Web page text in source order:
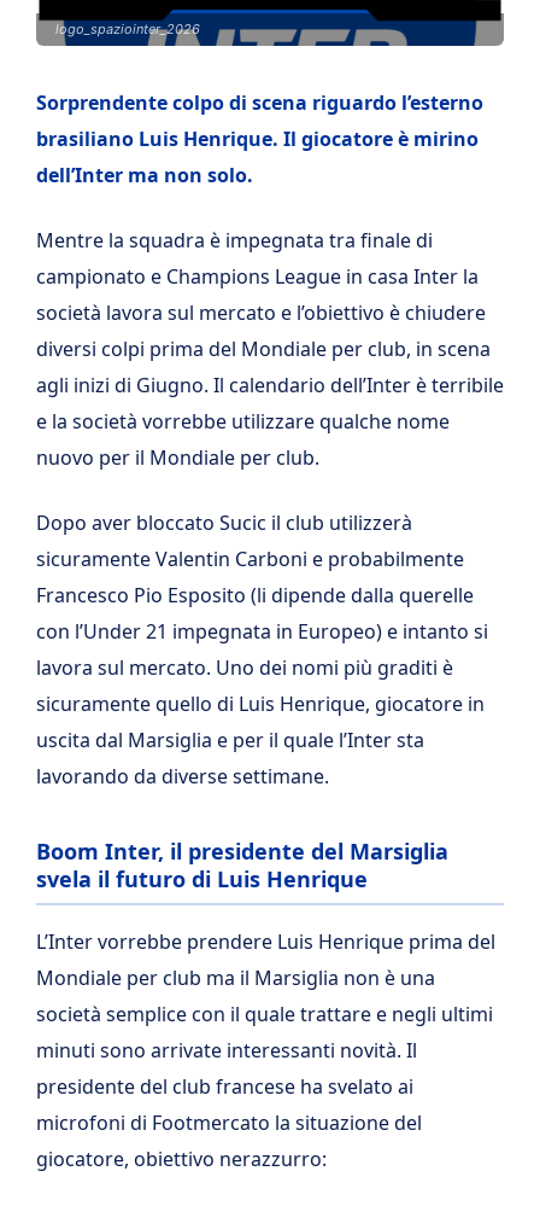
logo_spaziointer_2026
Sorprendente colpo di scena riguardo l’esterno
brasiliano Luis Henrique. Il giocatore è mirino
dell’Inter ma non solo.
Mentre la squadra è impegnata tra finale di
campionato e Champions League in casa Inter la
società lavora sul mercato e l’obiettivo è chiudere
diversi colpi prima del Mondiale per club, in scena
agli inizi di Giugno. Il calendario dell’Inter è terribile
e la società vorrebbe utilizzare qualche nome
nuovo per il Mondiale per club.
Dopo aver bloccato Sucic il club utilizzerà
sicuramente Valentin Carboni e probabilmente
Francesco Pio Esposito (li dipende dalla querelle
con l’Under 21 impegnata in Europeo) e intanto si
lavora sul mercato. Uno dei nomi più graditi è
sicuramente quello di Luis Henrique, giocatore in
uscita dal Marsiglia e per il quale l’Inter sta
lavorando da diverse settimane.
Boom Inter, il presidente del Marsiglia
svela il futuro di Luis Henrique
L’Inter vorrebbe prendere Luis Henrique prima del
Mondiale per club ma il Marsiglia non è una
società semplice con il quale trattare e negli ultimi
minuti sono arrivate interessanti novità. Il
presidente del club francese ha svelato ai
microfoni di Footmercato la situazione del
giocatore, obiettivo nerazzurro: